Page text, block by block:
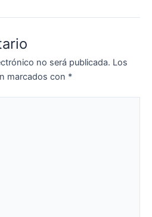
no será publicada. Los
marcados con *